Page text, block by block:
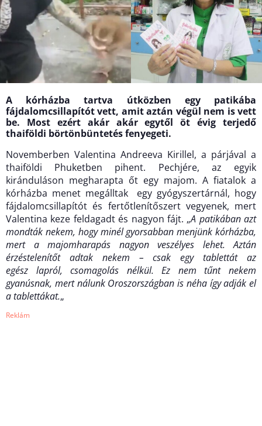
A kórházba tartva útközben egy patikába
fájdalomcsillapítót vett, amit aztán végül nem is vett
be. Most ezért akár akár egytől öt évig terjedő
thaiföldi börtönbüntetés fenyegeti.
Novemberben Valentina Andreeva Kirillel, a párjával a
thaiföldi Phuketben pihent. Pechjére, az egyik
kiránduláson megharapta őt egy majom. A fiatalok a
kórházba menet megálltak egy gyógyszertárnál, hogy
fájdalomcsillapítót és fertőtlenítőszert vegyenek, mert
Valentina keze feldagadt és nagyon fájt. „A patikában azt
mondták nekem, hogy minél gyorsabban menjünk kórházba,
mert a majomharapás nagyon veszélyes lehet. Aztán
érzéstelenítőt adtak nekem – csak egy tablettát az
egész lapról, csomagolás nélkül. Ez nem tűnt nekem
gyanúsnak, mert nálunk Oroszországban is néha így adják el
a tablettákat.„
Reklám